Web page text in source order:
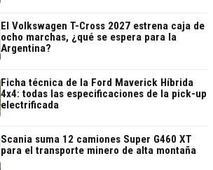
El Volkswagen T-Cross 2027 estrena caja de
ocho marchas, ¿qué se espera para la
Argentina?
Ficha técnica de la Ford Maverick Híbrida
4x4: todas las especificaciones de la pick-up
electrificada
Scania suma 12 camiones Super G460 XT
para el transporte minero de alta montaña